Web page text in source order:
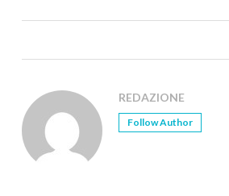
REDAZIONE
Follow Author